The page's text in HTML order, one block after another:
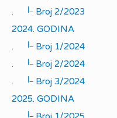
.
|_
Broj 2/2023
2024. GODINA
.
|_
Broj 1/2024
.
|_
Broj 2/2024
.
|_
Broj 3/2024
2025. GODINA
|_